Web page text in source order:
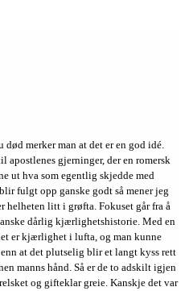
død merker man at det er en god idé.
apostlenes gjerninger, der en romersk
ut hva som egentlig skjedde med
fulgt opp ganske godt så mener jeg
helheten litt i grøfta. Fokuset går fra å
dårlig kjærlighetshistorie. Med en
er kjærlighet i lufta, og man kunne
at det plutselig blir et langt kyss rett
manns hånd. Så er de to adskilt igjen
og gifteklar greie. Kanskje det var